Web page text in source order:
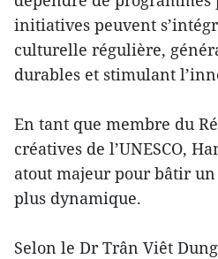
initiatives peuvent
culturelle régulière,
durables et stimulant
En tant que membre du
créatives de l’UNESCO,
atout majeur pour bâtir
plus dynamique.
Selon le Dr Trân Viêt